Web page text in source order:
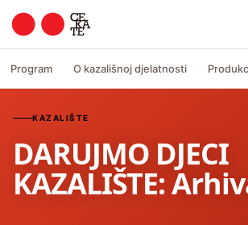
Program O kazališnoj djelatnosti
KAZALIŠTE
DARUJMO DJECI
KAZALIŠTE: